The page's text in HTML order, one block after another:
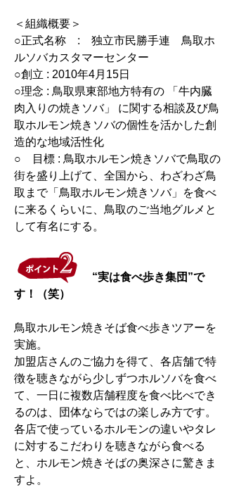
＜組織概要＞
○正式名称 : 独立市民勝手連 鳥取ホ
ルソバカスタマーセンター
○創立 : 2010年4月15日
○理念 : 鳥取県東部地方特有の 「牛内臓
肉入りの焼きソバ」 に関する相談及び鳥
取ホルモン焼きソバの個性を活かした創
造的な地域活性化
○ 目標 : 鳥取ホルモン焼きソバで鳥取の
街を盛り上げて、全国から、わざわざ鳥
取まで「鳥取ホルモン焼きソバ」を食べ
に来るくらいに、鳥取のご当地グルメと
して有名にする。
“実は食べ歩き集団”で
す！（笑）
鳥取ホルモン焼きそば食べ歩きツアーを
実施。
加盟店さんのご協力を得て、各店舗で特
徴を聴きながら少しずつホルソバを食べ
て、一日に複数店舗程度を食べ比べでき
るのは、団体ならではの楽しみ方です。
各店で使っているホルモンの違いやタレ
に対するこだわりを聴きながら食べる
と、ホルモン焼きそばの奥深さに驚きま
すよ。